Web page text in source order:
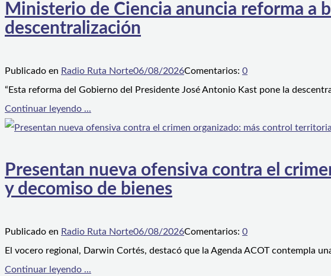
Ministerio de Ciencia anuncia reforma a
descentralización
Publicado en Radio Ruta Norte06/08/2026Comentarios: 0
“Esta reforma del Gobierno del Presidente José Antonio Kast pone la
Continuar leyendo ...
Presentan nueva ofensiva contra el
y decomiso de bienes
Publicado en Radio Ruta Norte06/08/2026Comentarios: 0
El vocero regional, Darwin Cortés, destacó que la Agenda ACOT contempla
Continuar leyendo ...